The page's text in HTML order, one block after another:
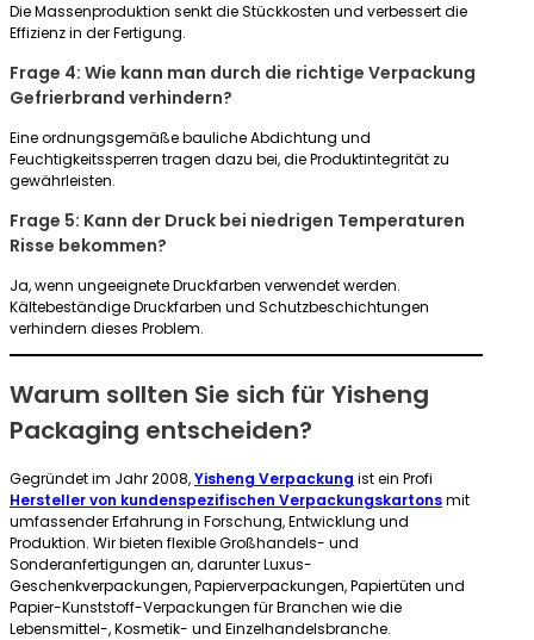
Die Massenproduktion senkt die Stückkosten und verbessert die
Effizienz in der Fertigung.
Frage 4: Wie kann man durch die richtige Verpackung
Gefrierbrand verhindern?
Eine ordnungsgemäße bauliche Abdichtung und
Feuchtigkeitssperren tragen dazu bei, die Produktintegrität zu
gewährleisten.
Frage 5: Kann der Druck bei niedrigen Temperaturen
Risse bekommen?
Ja, wenn ungeeignete Druckfarben verwendet werden.
Kältebeständige Druckfarben und Schutzbeschichtungen
verhindern dieses Problem.
Warum sollten Sie sich für Yisheng
Packaging entscheiden?
Gegründet im Jahr 2008,Yisheng Verpackung ist ein Profi
Hersteller von kundenspezifischen Verpackungskartonsmit
umfassender Erfahrung in Forschung, Entwicklung und
Produktion. Wir bieten flexible Großhandels- und
Sonderanfertigungen an, darunter Luxus-
Geschenkverpackungen, Papierverpackungen, Papiertüten und
Papier-Kunststoff-Verpackungen für Branchen wie die
Lebensmittel-, Kosmetik- und Einzelhandelsbranche.